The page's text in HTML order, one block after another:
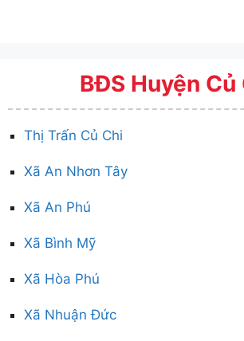
BĐS Huyện Củ
Thị Trấn Củ Chi
Xã An Nhơn Tây
Xã An Phú
Xã Bình Mỹ
Xã Hòa Phú
Xã Nhuận Đức